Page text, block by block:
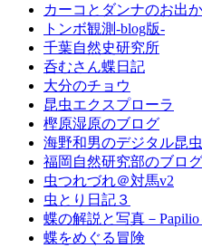
カーコとダンナのお出
トンボ観測-blog版-
千葉自然史研究所
呑むさん蝶日記
大分のチョウ
昆虫エクスプローラ
樫原湿原のブログ
海野和男のデジタル昆
福岡自然研究部のブログ
虫つれづれ＠対馬v2
虫とり日記３
蝶の解説と写真－
蝶をめぐる冒険